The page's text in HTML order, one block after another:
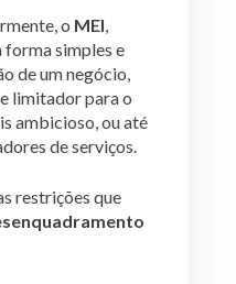
o MEI,
forma simples e
de um negócio,
limitador para o
ambicioso, ou até
de serviços.
restrições que